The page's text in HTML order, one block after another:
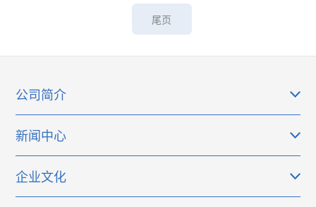
尾页
公司简介
新闻中心
企业文化